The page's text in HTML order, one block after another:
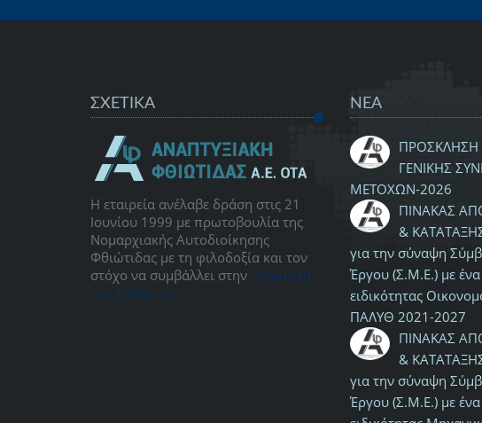
ΣΧΕΤΙΚΑ
Η εταιρεία ανέλαβε δράση στις 21
Ιουνίου 1999 με πρωτοβουλία της
Νομαρχιακής Αυτοδιοίκησης
Φθιώτιδας με τη φιλοδοξία και τον
στόχο να συμβάλλει στην ανάπτυξη
του τόπου -->
ΝΕΑ
ΠΡΟΣΚΛΗΣΗ
ΓΕΝΙΚΗΣ
ΜΕΤΟΧΩΝ-2026
ΠΙΝΑΚΑΣ
&
για την σύναψη
Έργου (Σ.Μ.Ε.) με
ειδικότητας
ΠΑΛΥΘ 2021-2027
ΠΙΝΑΚΑΣ
&
για την σύναψη
Έργου (Σ.Μ.Ε.) με